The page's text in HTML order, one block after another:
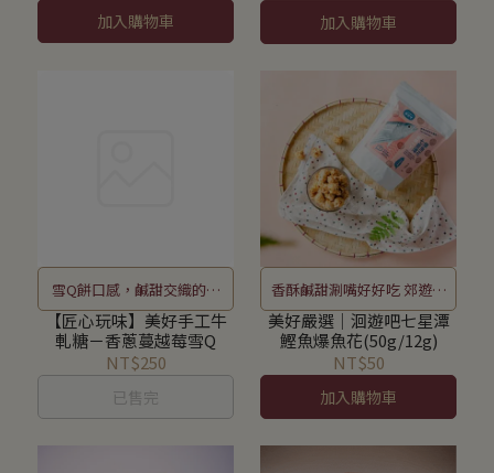
加入購物車 加入購物車
雪Q餅口感，鹹甜交織的驚
喜滋味
【匠心玩味】美好手工牛
軋糖－香蔥蔓越莓雪Q
NT$250
已售完
香酥鹹甜涮嘴好好吃 郊遊零
嘴好方便
美好嚴選│洄遊吧七星潭
鰹魚爆魚花(50g/12g)
NT$50
加入購物車